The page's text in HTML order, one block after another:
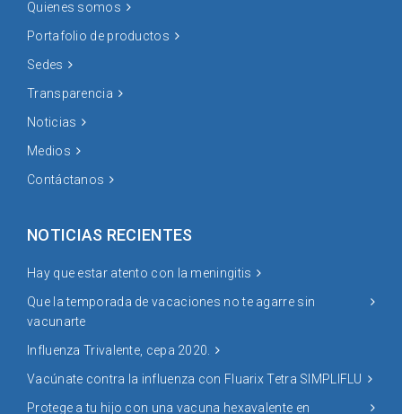
Quienes somos
Portafolio de productos
Sedes
Transparencia
Noticias
Medios
Contáctanos
NOTICIAS RECIENTES
Hay que estar atento con la meningitis
Que la temporada de vacaciones no te agarre sin
vacunarte
Influenza Trivalente, cepa 2020.
Vacúnate contra la influenza con Fluarix Tetra SIMPLIFLU
Protege a tu hijo con una vacuna hexavalente en